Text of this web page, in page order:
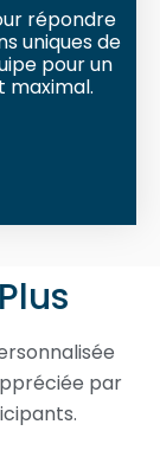
répondre
uniques de
pour un
maximal.
par